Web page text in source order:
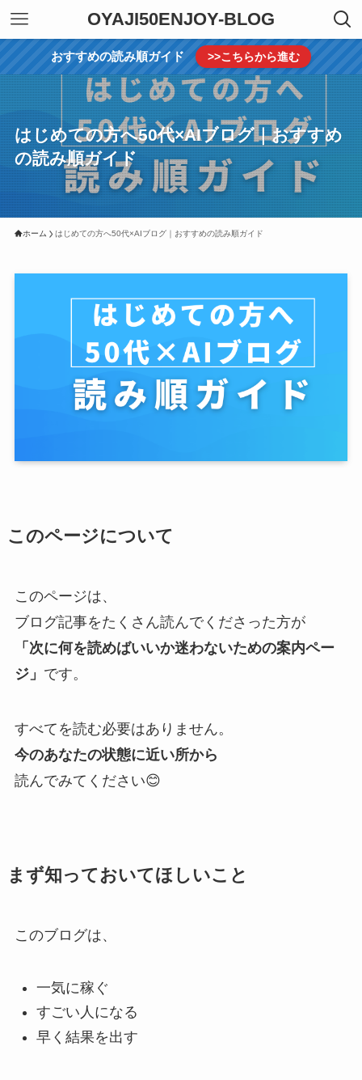
OYAJI50ENJOY-BLOG
おすすめの読み順ガイド >>こちらから進む
はじめての方へ50代×AIブログ｜おすすめ
の読み順ガイド
ホーム はじめての方へ50代×AIブログ｜おすすめの読み順ガイド
このページについて
このページは、
ブログ記事をたくさん読んでくださった方が
「次に何を読めばいいか迷わないための案内ペー
ジ」 です。
すべてを読む必要はありません。
今のあなたの状態に近い所から
読んでみてください😊
まず知っておいてほしいこと
このブログは、
一気に稼ぐ
すごい人になる
早く結果を出す